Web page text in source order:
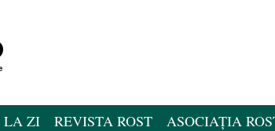
LA ZI REVISTA ROST ASOCIAȚIA